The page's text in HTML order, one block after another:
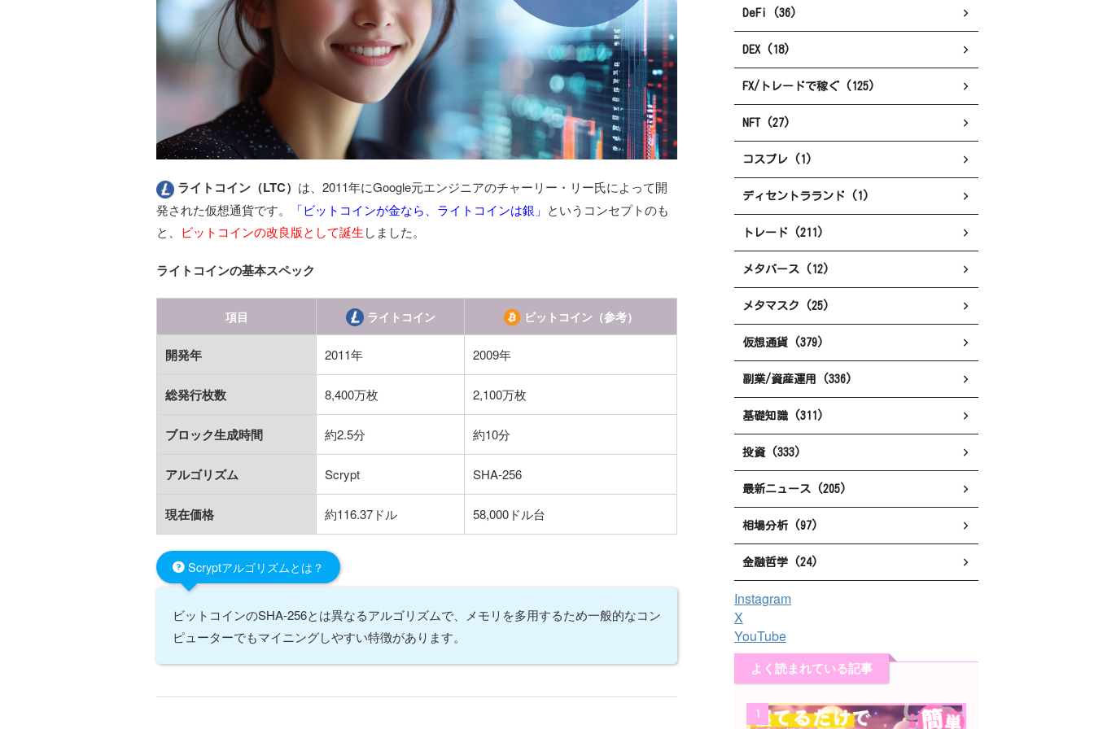
ライトコイン（LTC） は、2011年にGoogle元エンジニアのチャーリー・リー氏によって開
発された仮想通貨です。
「ビットコインが金なら、ライトコインは銀」 というコンセプトのも
と、 ビットコインの改良版として誕生しました。
ライトコインの基本スペック
項目 ライトコイン ビットコイン（参考）
開発年 2011年 2009年
総発行枚数 8,400万枚 2,100万枚
ブロック生成時間 約2.5分 約10分
アルゴリズム Scrypt SHA-256
現在価格 約116.37ドル 58,000ドル台
Scryptアルゴリズムとは？
ビットコインのSHA-256とは異なるアルゴリズムで、メモリを多用するため一般的なコン
ピューターでもマイニングしやすい特徴があります。
DeFi (36)
DEX (18)
FX/トレードで稼ぐ (125)
NFT (27)
コスプレ (1)
ディセントラランド (1)
トレード (211)
メタバース (12)
メタマスク (25)
仮想通貨 (379)
副業/資産運用 (336)
基礎知識 (311)
投資 (333)
最新ニュース (205)
相場分析 (97)
金融哲学 (24)
Instagram
X
YouTube
よく読まれている記事
1